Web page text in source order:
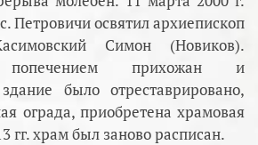
Петровичи освятил архиепископ
Симон (Новиков).
прихожан и
было отреставрировано,
ограда, приобретена храмовая
гг. храм был заново расписан.